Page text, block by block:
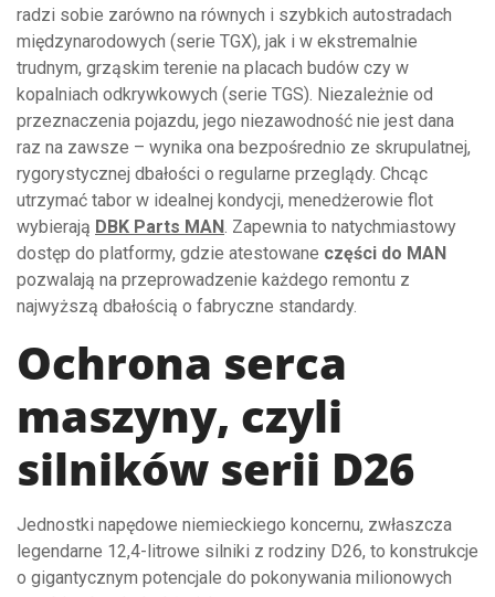
radzi sobie zarówno na równych i szybkich autostradach
międzynarodowych (serie TGX), jak i w ekstremalnie
trudnym, grząskim terenie na placach budów czy w
kopalniach odkrywkowych (serie TGS). Niezależnie od
przeznaczenia pojazdu, jego niezawodność nie jest dana
raz na zawsze – wynika ona bezpośrednio ze skrupulatnej,
rygorystycznej dbałości o regularne przeglądy. Chcąc
utrzymać tabor w idealnej kondycji, menedżerowie flot
wybierają DBK Parts MAN . Zapewnia to natychmiastowy
dostęp do platformy, gdzie atestowane części do MAN
pozwalają na przeprowadzenie każdego remontu z
najwyższą dbałością o fabryczne standardy.
Ochrona serca
maszyny, czyli
silników serii D26
Jednostki napędowe niemieckiego koncernu, zwłaszcza
legendarne 12,4-litrowe silniki z rodziny D26, to konstrukcje
o gigantycznym potencjale do pokonywania milionowych